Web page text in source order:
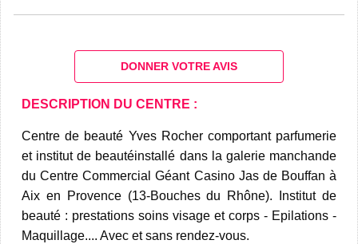
DONNER VOTRE AVIS
DESCRIPTION DU CENTRE :
Centre de beauté Yves Rocher comportant parfumerie
et institut de beautéinstallé dans la galerie manchande
du Centre Commercial Géant Casino Jas de Bouffan à
Aix en Provence (13-Bouches du Rhône). Institut de
beauté : prestations soins visage et corps - Epilations -
Maquillage.... Avec et sans rendez-vous.